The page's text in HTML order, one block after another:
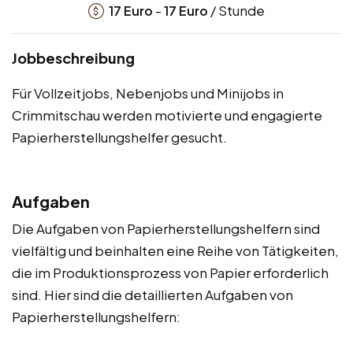
17 Euro -17 Euro / Stunde
Jobbeschreibung
Für Vollzeitjobs, Nebenjobs und Minijobs in
Crimmitschau werden motivierte und engagierte
Papierherstellungshelfer gesucht.
Aufgaben
Die Aufgaben von Papierherstellungshelfern sind
vielfältig und beinhalten eine Reihe von Tätigkeiten,
die im Produktionsprozess von Papier erforderlich
sind. Hier sind die detaillierten Aufgaben von
Papierherstellungshelfern: